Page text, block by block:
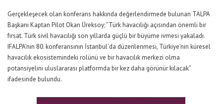
Gerçekleşecek olan konferans hakkında değerlendirmede bulunan TALPA
Başkanı Kaptan Pilot Okan Üreksoy; ”Türk havacılığı açısından önemli bir
fırsat. Türk sivil havacılığı son yıllarda güçlü bir büyüme ivmesi yakaladı.
IFALPA’nın 80. konferansının İstanbul’da düzenlenmesi, Türkiye’nin küresel
havacılık ekosistemindeki rolünü ve bir havacılık merkezi olma
potansiyelini uluslararası platformda bir kez daha görünür kılacak”
ifadesinde bulundu.